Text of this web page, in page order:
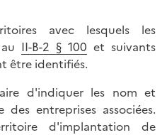
avec lesquels les
II-B-2 § 100 et suivants
être identifiés.
d'indiquer les nom et
des entreprises associées.
d'implantation de